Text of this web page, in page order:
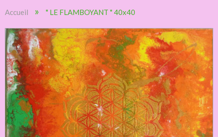
Accueil » " LE FLAMBOYANT " 40x40